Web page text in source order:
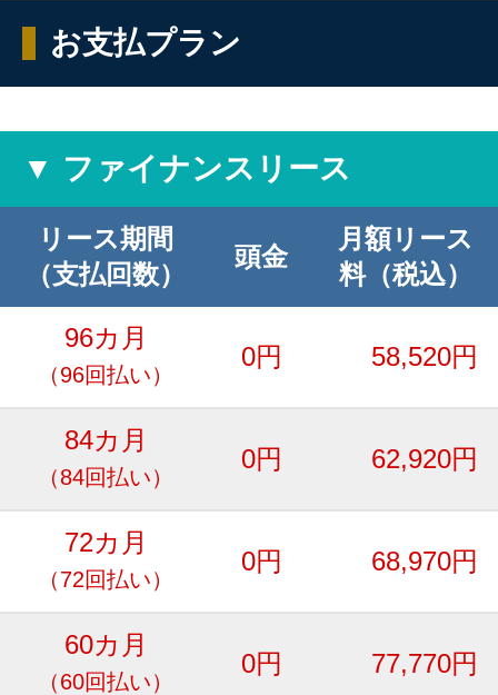
お支払プラン
▼ ファイナンスリース
リース期間
（支払回数）
頭金
月額リース
料（税込）
96カ月
（96回払い）
0円 58,520円
84カ月
（84回払い）
0円 62,920円
72カ月
（72回払い）
0円 68,970円
60カ月
（60回払い）
0円 77,770円